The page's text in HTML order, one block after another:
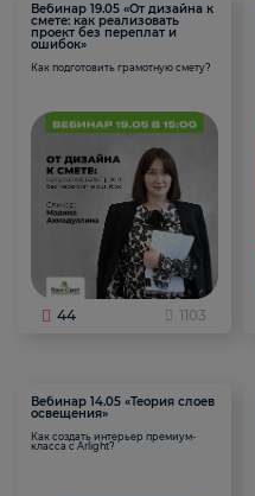
Вебинар 19.05 «От дизайна к
смете: как реализовать
проект без переплат и
ошибок»
Как подготовить грамотную смету?
44 1103
Вебинар 14.05 «Теория слоев
освещения»
Как создать интерьер премиум-
класса с Arlight?